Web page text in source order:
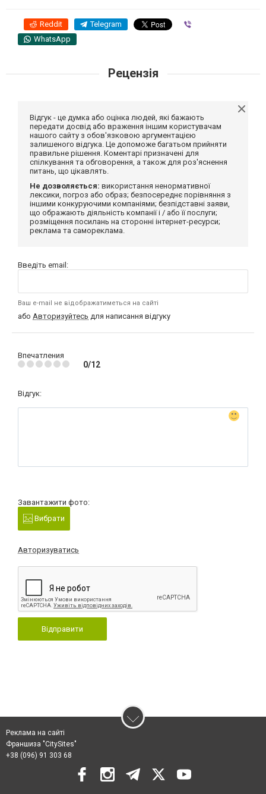
Reddit Telegram
WhatsApp
Рецензія
Відгук - це думка або оцінка людей, які бажають
передати досвід або враження іншим користувачам
нашого сайту з обов'язковою аргументацією
залишеного відгука. Це допоможе багатьом прийняти
правильне рішення. Коментарі призначені для
спілкування та обговорення, а також для роз'яснення
питань, що цікавлять.
Не дозволяється: використання ненормативної
лексики, погроз або образ; безпосереднє порівняння з
іншими конкуруючими компаніями; безпідставні заяви,
що ображають діяльність компанії і / або її послуги;
розміщення посилань на сторонні інтернет-ресурси;
реклама та самореклама.
Введіть email:
Ваш e-mail не відображатиметься на сайті
або Авторизуйтесь для написання відгуку
Впечатления
0/12
Відгук:
Завантажити фото:
Вибрати
Авторизуватись
Відправити
Реклама на сайті
Франшиза "CitySites"
+38 (096) 91 303 68